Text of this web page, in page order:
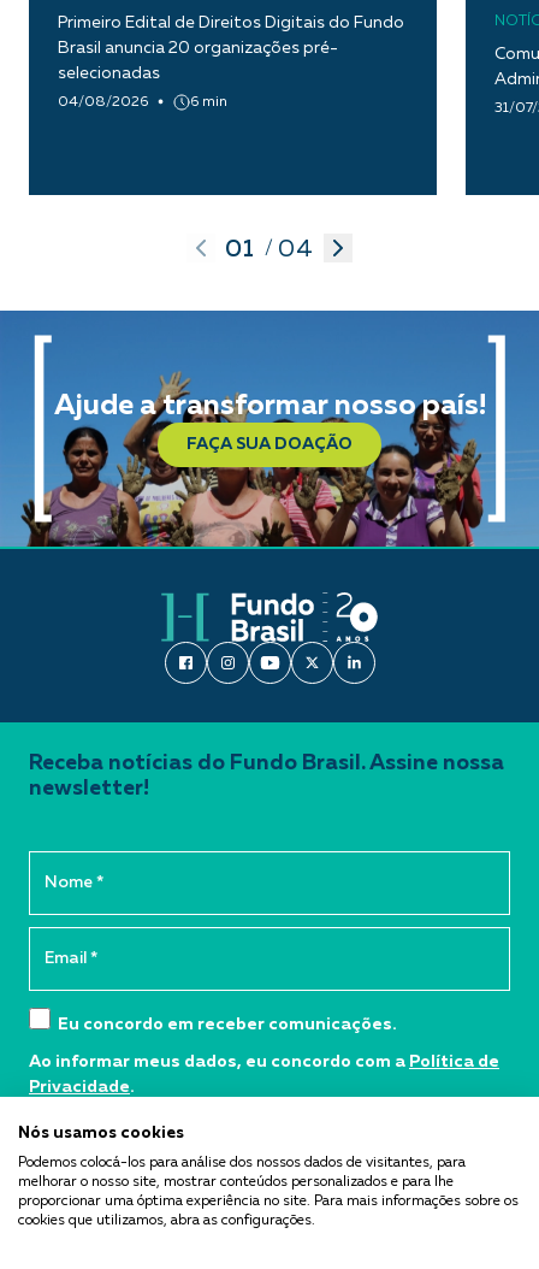
Primeiro Edital de Direitos Digitais do Fundo
Brasil anuncia 20 organizações pré-
selecionadas
04/08/2026 6 min 31/
01 / 04
Ajude a transformar nosso país!
FAÇA SUA DOAÇÃO
Receba notícias do Fundo Brasil. Assine nossa
newsletter!
Eu concordo em receber comunicações.
Ao informar meus dados, eu concordo com a Política de
Privacidade.
Cadastrar
Nós usamos cookies
Podemos colocá-los para análise dos nossos dados de visitantes, para
melhorar o nosso site, mostrar conteúdos personalizados e para lhe
proporcionar uma óptima experiência no site. Para mais informações sobre os
cookies que utilizamos, abra as configurações.